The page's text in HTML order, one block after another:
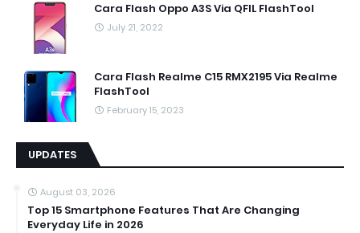
Cara Flash Oppo A3S Via QFIL FlashTool
July 21, 2022
Cara Flash Realme C15 RMX2195 Via Realme
FlashTool
February 15, 2023
UPDATES
August 03, 2026
Top 15 Smartphone Features That Are Changing
Everyday Life in 2026